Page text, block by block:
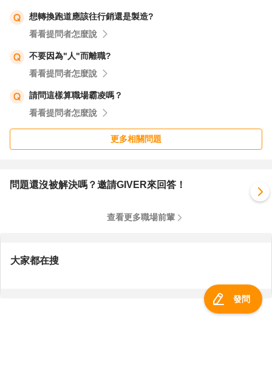
想轉換跑道應該往行銷還是製造?
看看提問者怎麼說
不要因為"人"而離職?
看看提問者怎麼說
請問這樣算職場霸凌嗎？
看看提問者怎麼說
更多相關問題
問題還沒被解決嗎？邀請GIVER來回答！
查看更多職場前輩
大家都在搜
發問